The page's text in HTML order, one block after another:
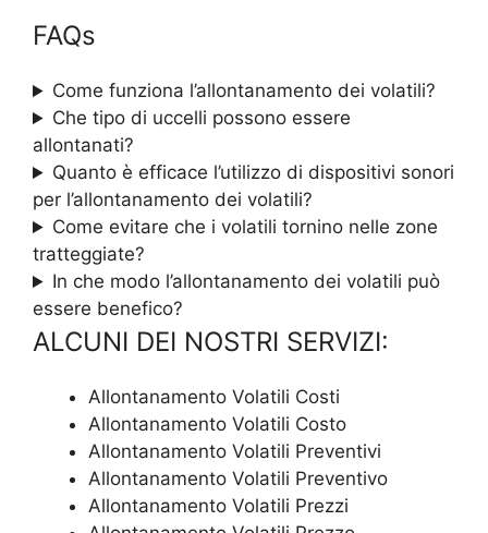
FAQs
Come funziona l’allontanamento dei volatili?
Che tipo di uccelli possono essere
allontanati?
Quanto è efficace l’utilizzo di dispositivi sonori
per l’allontanamento dei volatili?
Come evitare che i volatili tornino nelle zone
tratteggiate?
In che modo l’allontanamento dei volatili può
essere benefico?
ALCUNI DEI NOSTRI SERVIZI:
Allontanamento Volatili Costi
Allontanamento Volatili Costo
Allontanamento Volatili Preventivi
Allontanamento Volatili Preventivo
Allontanamento Volatili Prezzi